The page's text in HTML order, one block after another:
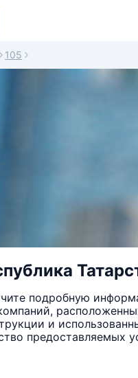
105
подробную
и
предоставляемых